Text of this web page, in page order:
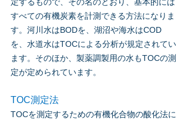
すべての有機炭素を計測できる方法になりま
す。河川水はBODを、湖沼や海水はCOD
を、水道水はTOCによる分析が規定されてい
ます。そのほか、製薬調製用の水もTOCの測
定が定められています。
TOC測定法
TOCを測定するための有機化合物の酸化法に